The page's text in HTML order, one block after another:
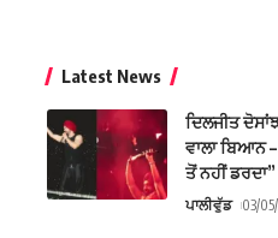
Latest News
ਦਿਲਜੀਤ
ਵਾਲਾ ਬਿਆਨ
ਤੋਂ ਨਹੀਂ
ਪਾਲੀਵੁੱਡ 03/